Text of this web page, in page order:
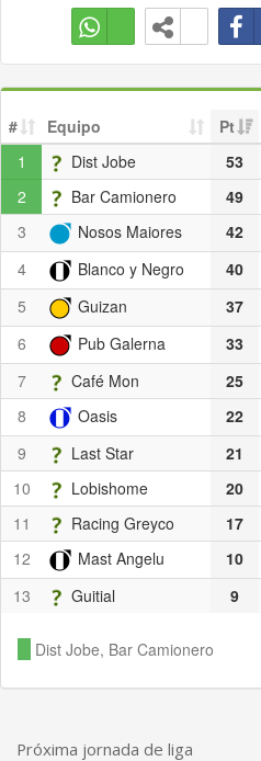
# Equipo Pt
1
Dist Jobe 53
2
Bar Camionero 49
3
Nosos Maiores 42
4
Blanco y Negro 40
5
Guizan 37
6
Pub Galerna 33
7
Café Mon 25
8
Oasis 22
9
Last Star 21
10
Lobishome 20
11
Racing Greyco 17
12
Mast Angelu 10
13
Guitial 9
Dist Jobe, Bar Camionero
Próxima jornada de liga